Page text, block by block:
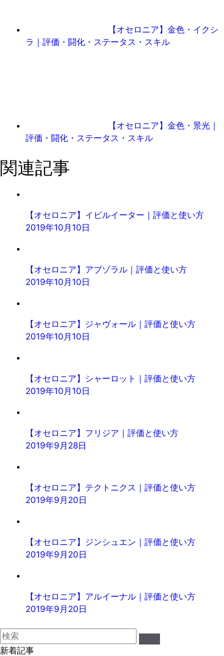
【オセロニア】金色・イクシ
ラ｜評価・闘化・ステータス・スキル
【オセロニア】金色・景光｜
評価・闘化・ステータス・スキル
関連記事
【オセロニア】イビルイーター｜評価と使い方
2019年10月10日
【オセロニア】アブゾラル｜評価と使い方
2019年10月10日
【オセロニア】ジャヴォール｜評価と使い方
2019年10月10日
【オセロニア】シャーロット｜評価と使い方
2019年10月10日
【オセロニア】フリジア｜評価と使い方
2019年9月28日
【オセロニア】テクトニクス｜評価と使い方
2019年9月20日
【オセロニア】ジンシュエン｜評価と使い方
2019年9月20日
【オセロニア】アルイーナル｜評価と使い方
2019年9月20日
新着記事